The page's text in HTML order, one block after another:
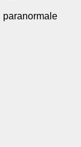
paranormale